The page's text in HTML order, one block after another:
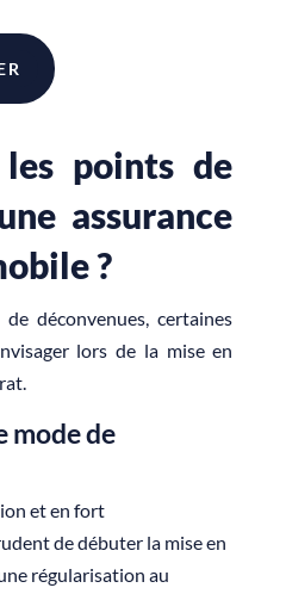
points de
assurance
?
déconvenues, certaines
lors de la mise en
mode de
et en fort
de débuter la mise en
régularisation au